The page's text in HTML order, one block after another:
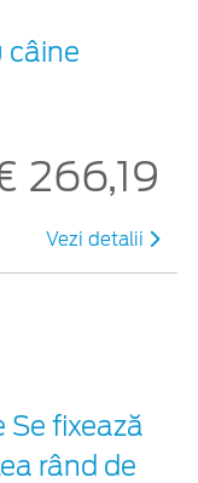
266,19
Vezi detalii
Se fixează
rând de